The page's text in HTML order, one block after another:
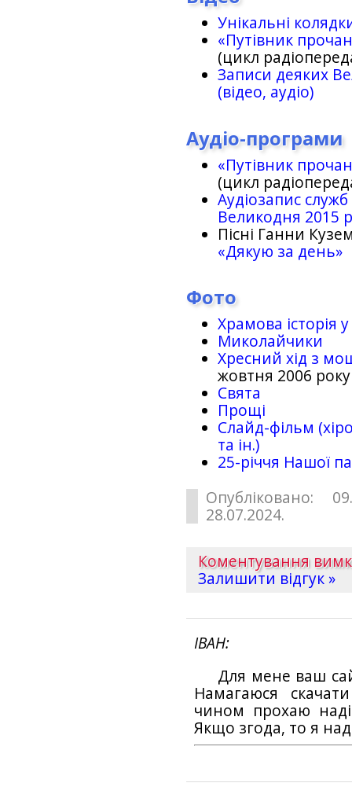
Унікальні
«Путівник
(цикл
Записи деяких
(відео, аудіо)
Аудіо-програми
«Путівник
(цикл
Аудіозапис
Великодня 2015
Пісні Ганни
«Дякую за день»
Фото
Храмова історія
Миколайчики
Хресний хід з
жовтня 2006 року
Свята
Прощі
Слайд-фільм
та ін.)
25-рiччя Нашої
Опубліковано:
28.07.2024.
Коментування
Залишити відгук »
ІВАН
Для мене ваш
Намагаюся
чином прохаю
Якщо згода, то я